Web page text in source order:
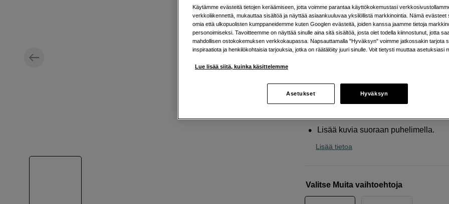
Denver Frameo 10'' PFF-1037WMK2
interaktiivisella näytöllä
Lisää kuvia suoraan puhelimella.
Lisää tietoa
Valitse Muita vaihtoehtoja
Käytämme evästeitä tietojen keräämiseen, jotta voimme parantaa käyttökokemustasi
verkkoliikennettä, mukauttaa sisältöä ja näyttää asiaankuuluvaa yksilöllistä markkinointia. Nämä evästeet
omia että ulkopuolisten kumppaneidemme kuten Googlen evästeitä, joiden kanssa jaamme tietoja
personoimiseksi. Tavoitteemme on näyttää sinulle aina sitä sisältöä, josta olet todella kiinnostunut, jotta
mahdollisen ostokokemuksen verkkokaupassa. Napsauttamalla "Hyväksyn" voimme jatkossakin tarjota
inspiraatiota ja henkilökohtaisia tarjouksia, jotka on räätälöity juuri sinulle. Voit tietysti muuttaa asetuksiasi
Lue lisää siitä, kuinka käsittelemme
Asetukset Hyväksyn